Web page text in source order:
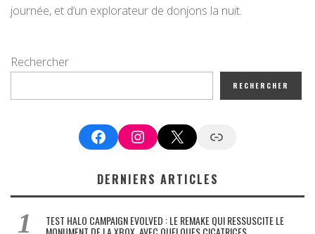
journée, et d’un explorateur de donjons la nuit.
Rechercher
RECHERCHER
FacebookInstagram
X Google News
DERNIERS ARTICLES
TEST HALO CAMPAIGN EVOLVED : LE REMAKE QUI RESSUSCITE LE